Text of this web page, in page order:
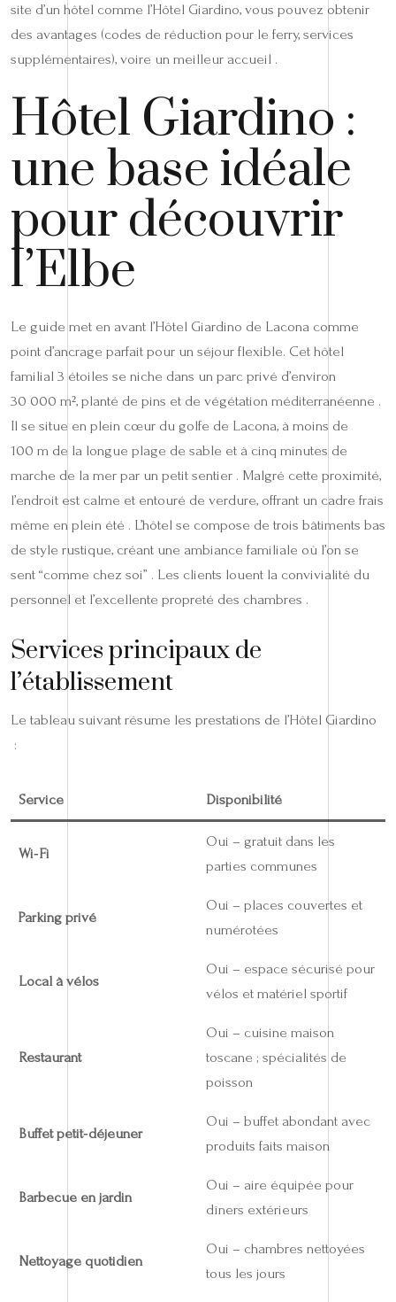
site d’un hôtel comme l’Hôtel Giardino, vous pouvez obtenir
des avantages (codes de réduction pour le ferry, services
supplémentaires), voire un meilleur accueil .
Hôtel Giardino :
une base idéale
pour découvrir
l’Elbe
Le guide met en avant l’Hôtel Giardino de Lacona comme
point d’ancrage parfait pour un séjour flexible. Cet hôtel
familial 3 étoiles se niche dans un parc privé d’environ
30 000 m², planté de pins et de végétation méditerranéenne .
Il se situe en plein cœur du golfe de Lacona, à moins de
100 m de la longue plage de sable et à cinq minutes de
marche de la mer par un petit sentier . Malgré cette proximité,
l’endroit est calme et entouré de verdure, offrant un cadre frais
même en plein été . L’hôtel se compose de trois bâtiments bas
de style rustique, créant une ambiance familiale où l’on se
sent “comme chez soi” . Les clients louent la convivialité du
personnel et l’excellente propreté des chambres .
Services principaux de
l’établissement
Le tableau suivant résume les prestations de l’Hôtel Giardino
:
Service Disponibilité
Wi‑Fi
Oui – gratuit dans les
parties communes
Parking privé
Oui – places couvertes et
numérotées
Local à vélos
Oui – espace sécurisé pour
vélos et matériel sportif
Restaurant
Oui – cuisine maison
toscane ; spécialités de
poisson
Buffet petit‑déjeuner
Oui – buffet abondant avec
produits faits maison
Barbecue en jardin
Oui – aire équipée pour
dîners extérieurs
Nettoyage quotidien
Oui – chambres nettoyées
tous les jours